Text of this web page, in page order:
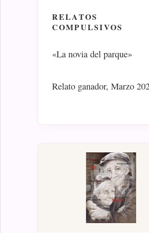
RELATOS
COMPULSIVOS
«La novia del parque»
Relato ganador, Marzo